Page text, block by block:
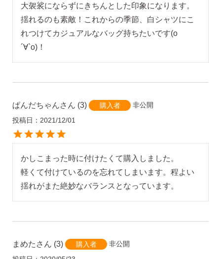
大袈裟にならずにきちんとした印象になります。
揺れるのも素敵！これからの季節、白シャツにこ
れつけてカジュアルなバッグ持ちたいです(о
´∀`о)！
ぱんだちゃん 3 購入者
非公開
投稿日
2021/12/01
かしこまった時に付けたくて購入しました。
軽くて付けているのを忘れてしまいます。程よい
揺れがまた絶妙なバランスとなっています。
まめた 3 購入者
非公開